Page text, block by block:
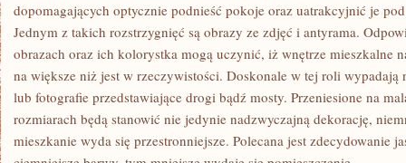
dopomagających optycznie podnieść pokoje oraz uatrakcyjnić je
Jednym z takich rozstrzygnięć są obrazy ze zdjęć i antyrama.
obrazach oraz ich kolorystka mogą uczynić, iż wnętrze mieszkalne
na większe niż jest w rzeczywistości. Doskonale w tej roli wypadają
lub fotografie przedstawiające drogi bądź mosty. Przeniesione na
rozmiarach będą stanowić nie jedynie nadzwyczajną dekorację,
mieszkanie wyda się przestronniejsze. Polecana jest zdecydowanie